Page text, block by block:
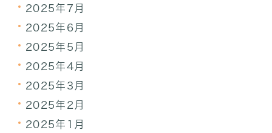
2025年7月
2025年6月
2025年5月
2025年4月
2025年3月
2025年2月
2025年1月